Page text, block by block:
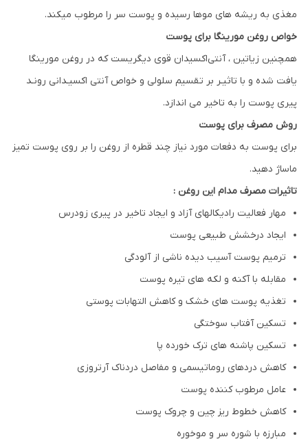
مغذی به ریشه های موها رسیده و پوست سر را مرطوب میکند.
خواص روغن مورینگا برای پوست
همچنین زياتين ، آنتی‌اکسیدان قوی دیگریست که در روغن مورینگا
یافت شده و با تاثيـر بر تقسیم سلولی و خواص آنتی اکسیـدانی رونـد
پیری پوست را به تاخیر می اندازد.
روش مصرف برای پوست
برای پوست به دفعات مورد نیاز چند قطره از روغن را بر روی پوست تمیز
ماساژ دهید.
تاثیرات مصرف مدام این روغن :
مهار فعالیت رادیکالهای آزاد و ایجاد تاخیر در پیری زودرس
ایجاد درخشش طبیعی پوست
ترمیم پوست آسیب دیده ناشی از آلودگی
مقابله با آکنه و لکه های تیره پوست
تغذیه پوست های خشک و کاهش التهابات پوستی
تسکین آفتاب سوختگی
تسکین پاشنه های ترک خورده پا
کاهش دردهای روماتیسمی و مفاصل دردناک آرتروزی
عامل مرطوب کننده پوست
کاهش خطوط ریز چین و چروک پوست
مبارزه با شوره سر و موخوره